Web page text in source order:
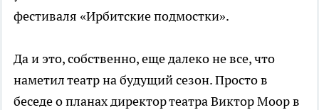
фестиваля «Ирбитские подмостки».
Да и это, собственно, еще далеко не все, что
наметил театр на будущий сезон. Просто в
беседе о планах директор театра Виктор Моор в